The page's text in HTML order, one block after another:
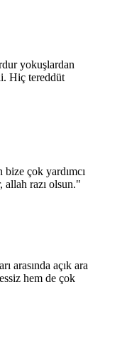
yokuşlardan
Hiç tereddüt
çok yardımcı
razı olsun."
arasında açık ara
hem de çok